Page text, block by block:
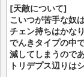
[天敵について]
こいつが苦手な奴
チェン持ちはかなり
でんきタイプの中
減してしまうので
トリデプス辺りは